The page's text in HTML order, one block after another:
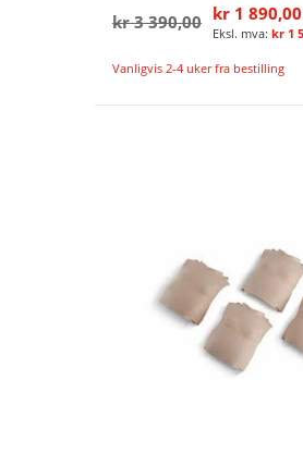
kr 1 890,00
kr 1
kr 3 390,00
Vanligvis 2-4 uker fra bestilling